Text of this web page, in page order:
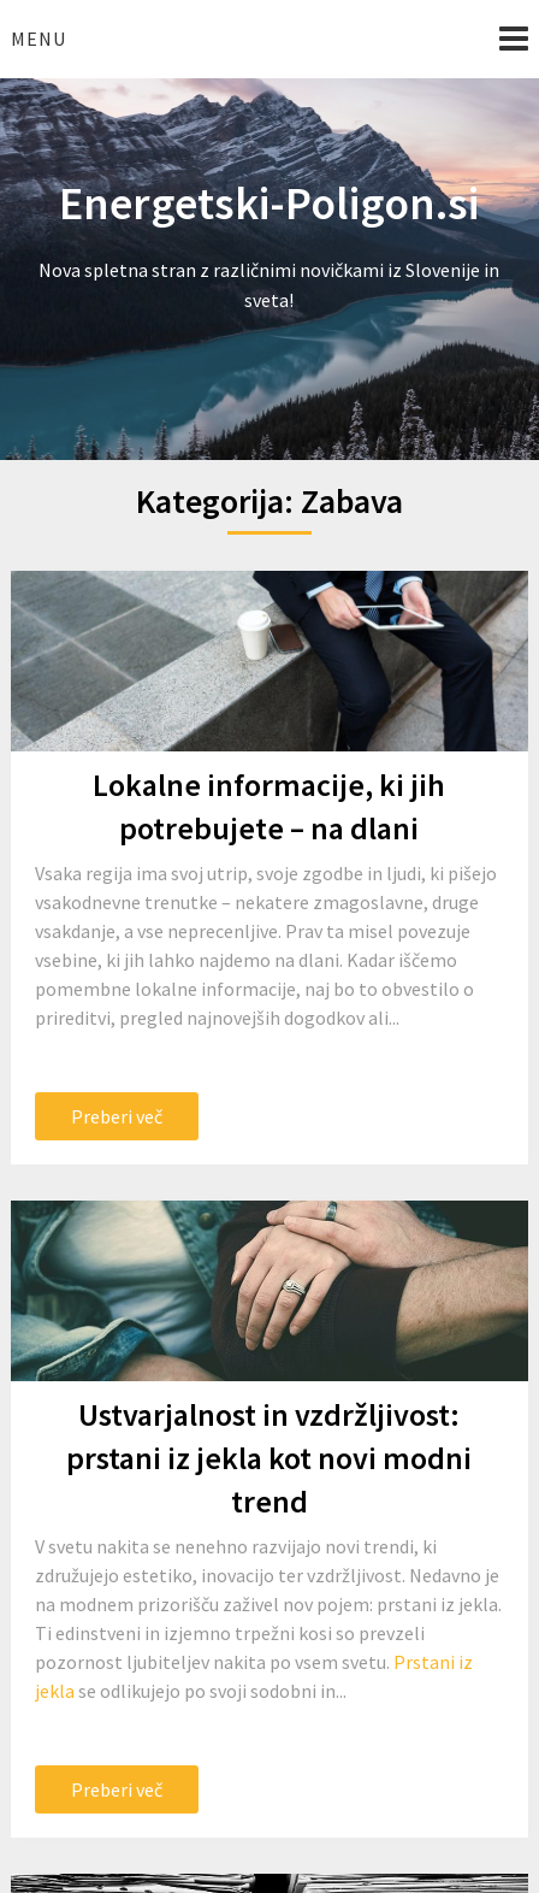
toMENU
Energetski-Poligon.si
Nova spletna stran z različnimi novičkami iz Slovenije in
sveta!
Kategorija: Zabava
Lokalne informacije, ki jih
potrebujete – na dlani
Vsaka regija ima svoj utrip, svoje zgodbe in ljudi, ki pišejo
vsakodnevne trenutke – nekatere zmagoslavne, druge
vsakdanje, a vse neprecenljive. Prav ta misel povezuje
vsebine, ki jih lahko najdemo na dlani. Kadar iščemo
pomembne lokalne informacije, naj bo to obvestilo o
prireditvi, pregled najnovejših dogodkov ali...
Preberi več
Ustvarjalnost in vzdržljivost:
prstani iz jekla kot novi modni
trend
V svetu nakita se nenehno razvijajo novi trendi, ki
združujejo estetiko, inovacijo ter vzdržljivost. Nedavno je
na modnem prizorišču zaživel nov pojem: prstani iz jekla.
Ti edinstveni in izjemno trpežni kosi so prevzeli
pozornost ljubiteljev nakita po vsem svetu. Prstani iz
jekla se odlikujejo po svoji sodobni in...
Preberi več